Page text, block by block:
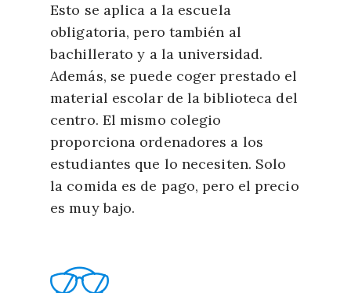
Esto se aplica a la escuela
obligatoria, pero también al
bachillerato y a la universidad.
Además, se puede coger prestado el
material escolar de la biblioteca del
centro. El mismo colegio
proporciona ordenadores a los
estudiantes que lo necesiten. Solo
la comida es de pago, pero el precio
es muy bajo.